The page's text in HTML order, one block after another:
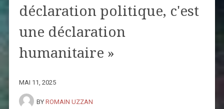
déclaration politique, c'est
une déclaration
humanitaire »
MAI 11, 2025
BY ROMAIN UZZAN